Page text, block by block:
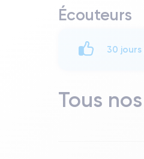
Écouteurs
30
Tous